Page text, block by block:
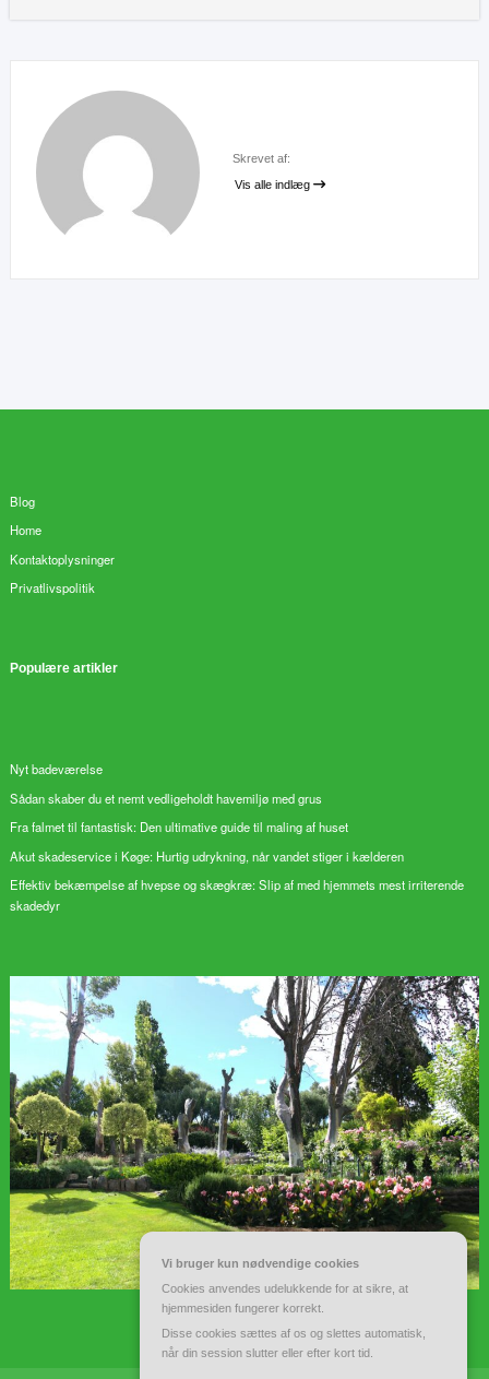
Skrevet af:
Vis alle indlæg
Blog
Home
Kontaktoplysninger
Privatlivspolitik
Populære artikler
Nyt badeværelse
Sådan skaber du et nemt vedligeholdt havemiljø med grus
Fra falmet til fantastisk: Den ultimative guide til maling af huset
Akut skadeservice i Køge: Hurtig udrykning, når vandet stiger i kælderen
Effektiv bekæmpelse af hvepse og skægkræ: Slip af med hjemmets mest irriterende
skadedyr
Vi bruger kun nødvendige cookies
Cookies anvendes udelukkende for at sikre, at
hjemmesiden fungerer korrekt.
Disse cookies sættes af os og slettes automatisk,
når din session slutter eller efter kort tid.